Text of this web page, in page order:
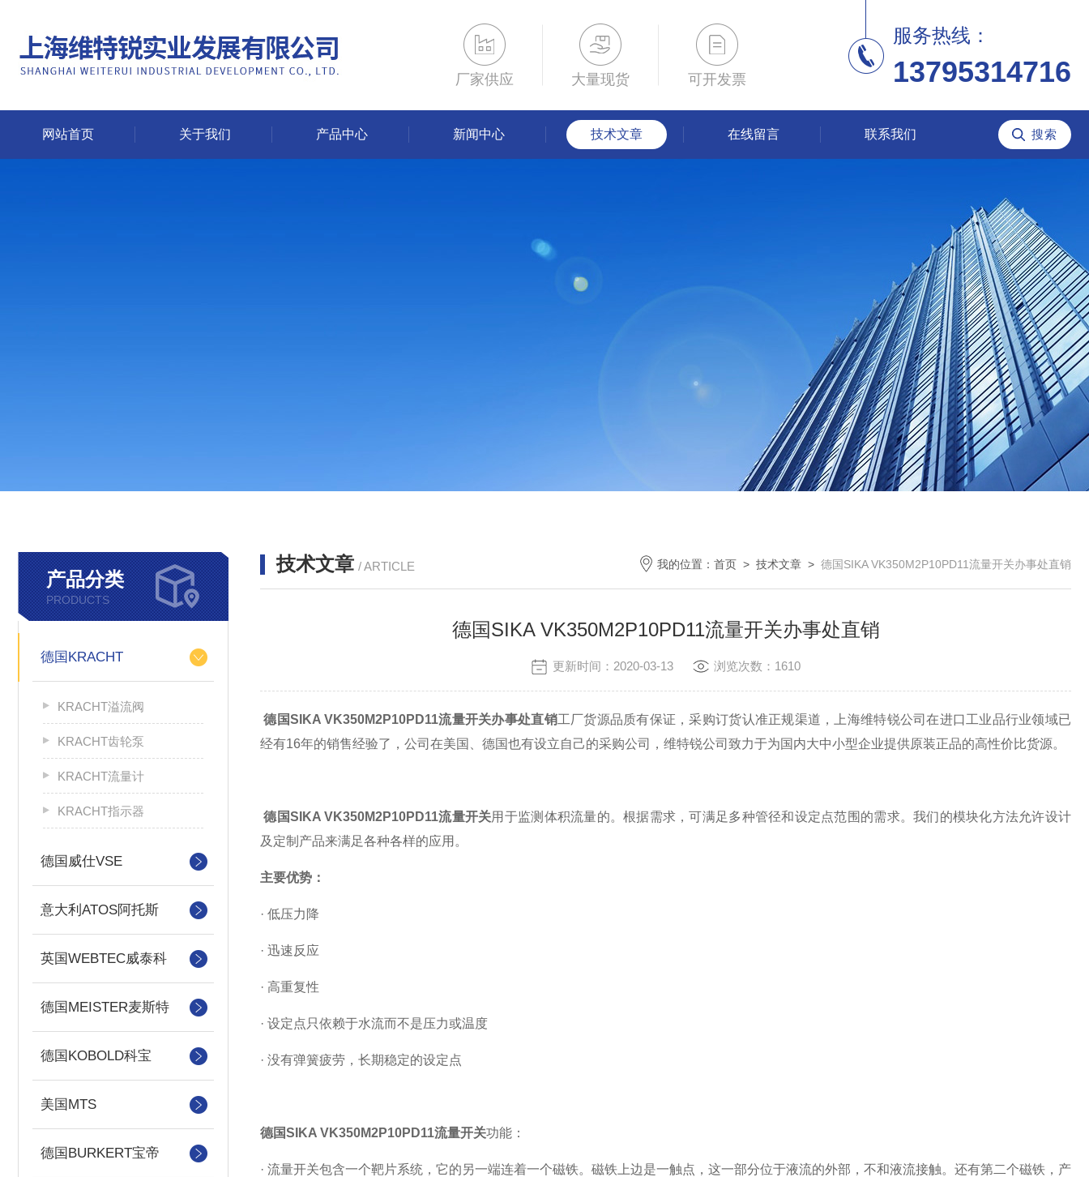
厂家供应 大量现货 可开发票
服务热线：
13795314716
网站首页 关于我们 产品中心 新闻中心 技术文章 在线留言 联系我们
产品分类
PRODUCTS
德国KRACHT
KRACHT溢流阀
KRACHT齿轮泵
KRACHT流量计
KRACHT指示器
德国威仕VSE
意大利ATOS阿托斯
英国WEBTEC威泰科
德国MEISTER麦斯特
德国KOBOLD科宝
美国MTS
德国BURKERT宝帝
技术文章 / ARTICLE 我的位置： 首页 > 技术文章 > 德国SIKA VK350M2P10PD11流量开关办事处直销
德国SIKA VK350M2P10PD11流量开关办事处直销
更新时间：2020-03-13 浏览次数：1610
德国SIKA VK350M2P10PD11流量开关办事处直销工厂货源品质有保证，采购订货认准正规渠道，上海维特锐公司在进口工业品行业领域已
经有16年的销售经验了，公司在美国、德国也有设立自己的采购公司，维特锐公司致力于为国内大中小型企业提供原装正品的高性价比货源。
德国SIKA VK350M2P10PD11流量开关用于监测体积流量的。根据需求，可满足多种管径和设定点范围的需求。我们的模块化方法允许设计
及定制产品来满足各种各样的应用。
主要优势：
· 低压力降
· 迅速反应
· 高重复性
· 设定点只依赖于水流而不是压力或温度
· 没有弹簧疲劳，长期稳定的设定点
德国SIKA VK350M2P10PD11流量开关功能：
· 流量开关包含一个靶片系统，它的另一端连着一个磁铁。磁铁上边是一触点，这一部分位于液流的外部，不和液流接触。还有第二个磁铁，产